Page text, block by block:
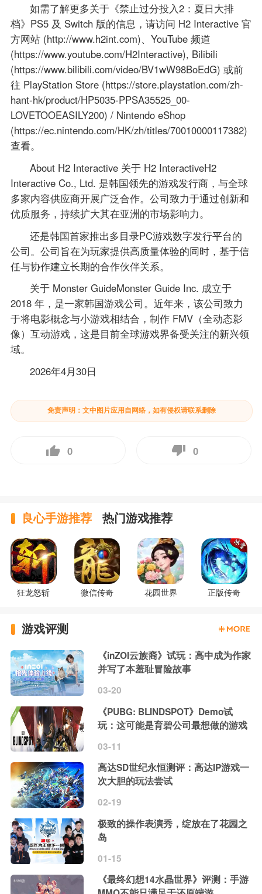
如需了解更多关于《禁止过分投入2：夏日大排
档》PS5 及 Switch 版的信息，请访问 H2 Interactive 官
方网站 (http://www.h2int.com)、YouTube 频道
(https://www.youtube.com/H2Interactive), Bilibili
(https://www.bilibili.com/video/BV1wW98BoEdG) 或前
往 PlayStation Store (https://store.playstation.com/zh-
hant-hk/product/HP5035-PPSA35525_00-
LOVETOOEASILY200) / Nintendo eShop
(https://ec.nintendo.com/HK/zh/titles/70010000117382)
查看。
About H2 Interactive 关于 H2 InteractiveH2
Interactive Co., Ltd. 是韩国领先的游戏发行商，与全球
多家内容供应商开展广泛合作。公司致力于通过创新和
优质服务，持续扩大其在亚洲的市场影响力。
还是韩国首家推出多目录PC游戏数字发行平台的
公司。公司旨在为玩家提供高质量体验的同时，基于信
任与协作建立长期的合作伙伴关系。
关于 Monster GuideMonster Guide Inc. 成立于
2018 年，是一家韩国游戏公司。近年来，该公司致力
于将电影概念与小游戏相结合，制作 FMV（全动态影
像）互动游戏，这是目前全球游戏界备受关注的新兴领
域。
2026年4月30日
免责声明：文中图片应用自网络，如有侵权请联系删除
0 0
良心手游推荐 热门游戏推荐
狂龙怒斩 微信传奇 花园世界 正版传奇
游戏评测
《inZOI云族裔》试玩：高中成为作家
并写了本羞耻冒险故事
03-20
《PUBG: BLINDSPOT》Demo试
玩：这可能是育碧公司最想做的游戏
03-11
高达SD世纪永恒测评：高达IP游戏一
次大胆的玩法尝试
02-19
极致的操作表演秀，绽放在了花园之
岛
01-15
《最终幻想14水晶世界》评测：手游